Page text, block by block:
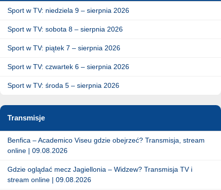
Sport w TV: niedziela 9 – sierpnia 2026
Sport w TV: sobota 8 – sierpnia 2026
Sport w TV: piątek 7 – sierpnia 2026
Sport w TV: czwartek 6 – sierpnia 2026
Sport w TV: środa 5 – sierpnia 2026
Transmisje
Benfica – Academico Viseu gdzie obejrzeć? Transmisja, stream
online | 09.08.2026
Gdzie oglądać mecz Jagiellonia – Widzew? Transmisja TV i
stream online | 09.08.2026